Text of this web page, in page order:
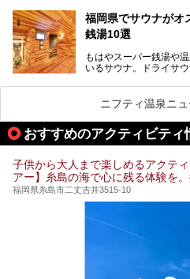
常連客で賑わっていま
そこで今回は、ニフテ
ューズメント・宿泊施
る全貌と魅力を徹底紹
福岡県でサウナがオ
銭湯10選
もはやスーパー銭湯や
いるサウナ。ドライサ
ペース、ロウリュウな
が充実した施設も多く
今回はそんなサウナに
泉・銭湯・スパを10件
ニフティ温泉ニ
おすすめのアクティビティ
子供から大人まで楽しめるアクテ
アー】糸島の海で心に残る体験を
福岡県糸島市二丈吉井3515-10